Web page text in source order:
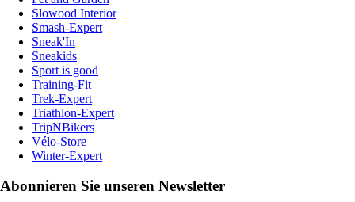
Slowood Interior
Smash-Expert
Sneak'In
Sneakids
Sport is good
Training-Fit
Trek-Expert
Triathlon-Expert
TripNBikers
Vélo-Store
Winter-Expert
Abonnieren Sie unseren Newsletter